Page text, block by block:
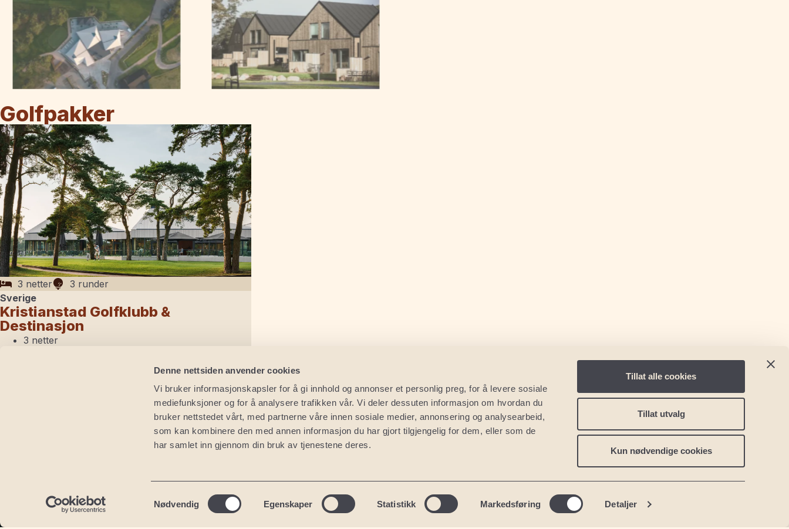
Denne nettsiden anvender cookies
Vi bruker informasjonskapsler for å gi innhold og annonser et personlig preg, for å levere sosiale
mediefunksjoner og for å analysere trafikken vår. Vi deler dessuten informasjon om hvordan du
bruker nettstedet vårt, med partnerne våre innen sosiale medier, annonsering og analysearbeid,
som kan kombinere den med annen informasjon du har gjort tilgjengelig for dem, eller som de
har samlet inn gjennom din bruk av tjenestene deres.
Samtykkevalg
Nødvendig Egenskaper Statistikk Markedsføring Detaljer
Tillat alle cookies
Tillat utvalg
Kun nødvendige cookies
Golfpakker
3 netter
3 runder
Sverige
Kristianstad Golfklubb &
Destinasjon
3 netter
Meld interesse
Tore Waagø
Norge
Oslo
Sverige
Malmø
Stockholm
Spania
Alicante
Andre land
USA: Florida
Portugal: Lisboa
Portugal: Algarve